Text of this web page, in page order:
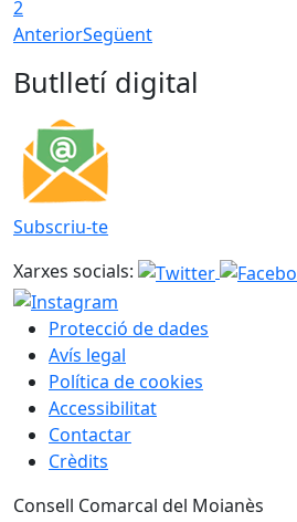
2
AnteriorSegüent
Butlletí digital
Subscriu-te
Xarxes socials:
Protecció de dades
Avís legal
Política de cookies
Accessibilitat
Contactar
Crèdits
Consell Comarcal del Moianès